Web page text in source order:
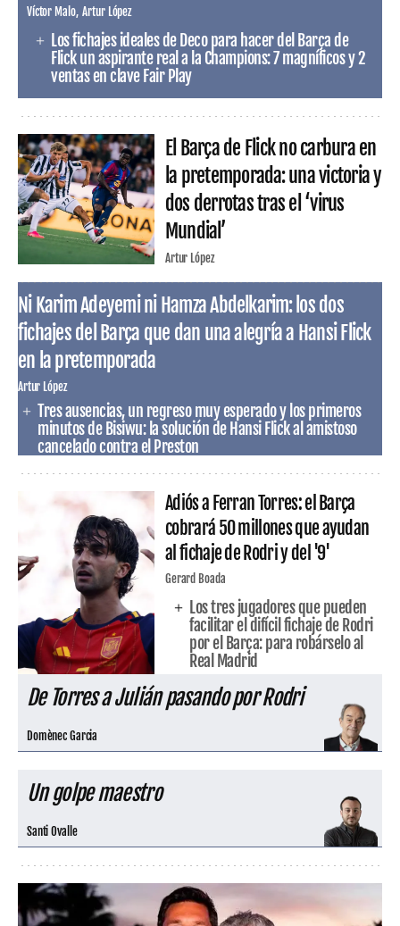
Víctor Malo Artur López
Los fichajes ideales de Deco para hacer del Barça de
Flick un aspirante real a la Champions: 7 magníficos y 2
ventas en clave Fair Play
El Barça de Flick no carbura en
la pretemporada: una victoria y
dos derrotas tras el ‘virus
Mundial’
Artur López
Ni Karim Adeyemi ni Hamza Abdelkarim: los dos
fichajes del Barça que dan una alegría a Hansi Flick
en la pretemporada
Artur López
Tres ausencias, un regreso muy esperado y los primeros
minutos de Bisiwu: la solución de Hansi Flick al amistoso
cancelado contra el Preston
Adiós a Ferran Torres: el Barça
cobrará 50 millones que ayudan
al fichaje de Rodri y del '9'
Gerard Boada
Los tres jugadores que pueden
facilitar el difícil fichaje de Rodri
por el Barça: para robárselo al
Real Madrid
De Torres a Julián pasando por Rodri
Domènec Garcia
Un golpe maestro
Santi Ovalle